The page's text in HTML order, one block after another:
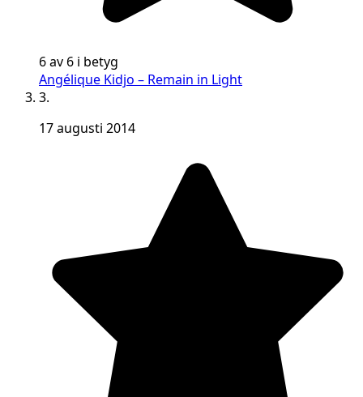
6 av 6 i betyg
Angélique Kidjo – Remain in Light
3.
17 augusti 2014